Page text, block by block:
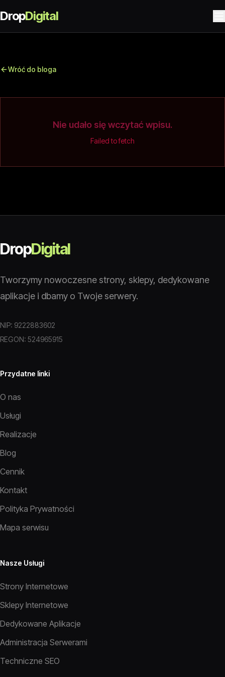
DropDigital
Wróć do bloga
Nie udało się wczytać wpisu.
Failed to fetch
DropDigital
Tworzymy nowoczesne strony, sklepy, dedykowane
aplikacje i dbamy o Twoje serwery.
NIP: 9222883602
REGON: 524965915
Przydatne linki
O nas
Usługi
Realizacje
Blog
Cennik
Kontakt
Polityka Prywatności
Mapa serwisu
Nasze Usługi
Strony Internetowe
Sklepy Internetowe
Dedykowane Aplikacje
Administracja Serwerami
Techniczne SEO